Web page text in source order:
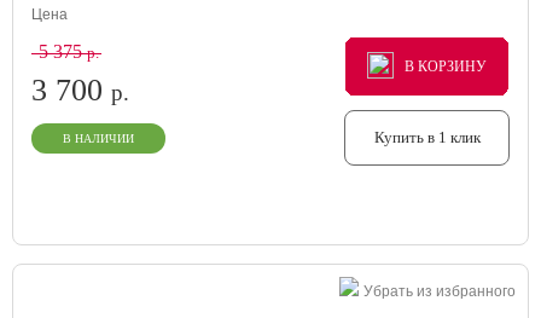
Цена
5 375р.
3 700 р.
В НАЛИЧИИ
В КОРЗИНУ
В КОРЗИНУ
В КОРЗИНУ
Купить в 1 клик
Убрать из избранного